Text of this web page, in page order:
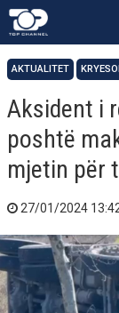
AKTUALITET
Aksident i
poshtë
mjetin për
27/01/2024